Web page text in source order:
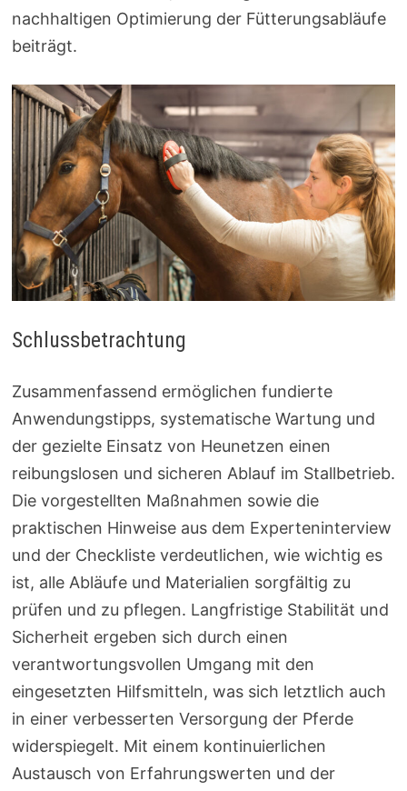
nachhaltigen Optimierung der Fütterungsabläufe
beiträgt.
Schlussbetrachtung
Zusammenfassend ermöglichen fundierte
Anwendungstipps, systematische Wartung und
der gezielte Einsatz von Heunetzen einen
reibungslosen und sicheren Ablauf im Stallbetrieb.
Die vorgestellten Maßnahmen sowie die
praktischen Hinweise aus dem Experteninterview
und der Checkliste verdeutlichen, wie wichtig es
ist, alle Abläufe und Materialien sorgfältig zu
prüfen und zu pflegen. Langfristige Stabilität und
Sicherheit ergeben sich durch einen
verantwortungsvollen Umgang mit den
eingesetzten Hilfsmitteln, was sich letztlich auch
in einer verbesserten Versorgung der Pferde
widerspiegelt. Mit einem kontinuierlichen
Austausch von Erfahrungswerten und der